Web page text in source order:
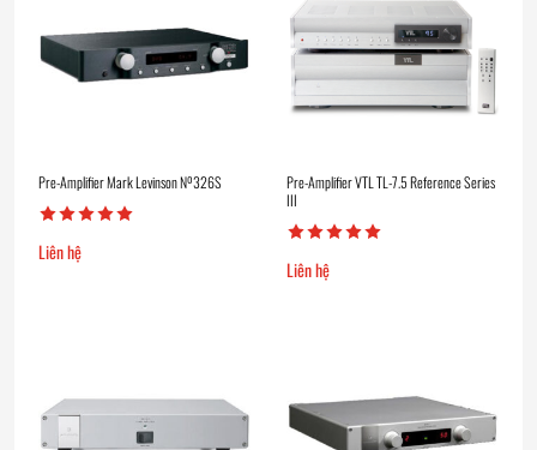
Pre-Amplifier Mark Levinson Nº326S
Liên hệ
Pre-Amplifier VTL TL-7.5 Reference Series
III
Liên hệ